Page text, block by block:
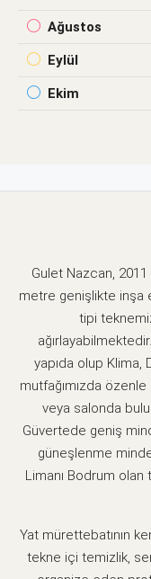
Ağustos
Eylül
Ekim
Gulet Nazcan, 2011
metre genişlikte inşa
tipi
yapıda olup Klima,
mutfağımızda
veya salonda
Güvertede geniş
güneşlenme
Limanı Bodrum
Yat mürettebatının
tekne içi temizlik,